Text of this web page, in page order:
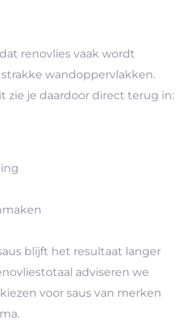
renovlies vaak wordt
wandoppervlakken.
zie je daardoor direct terug in:
blijft het resultaat langer
adviseren we
voor saus van merken